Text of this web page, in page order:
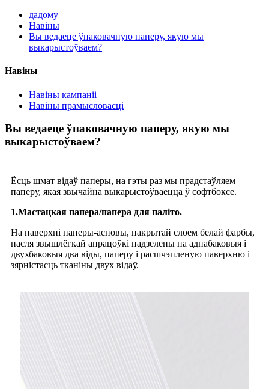
дадому
Навіны
Вы ведаеце ўпаковачную паперу, якую мы
выкарыстоўваем?
Навіны
Навіны кампаніі
Навіны прамысловасці
Вы ведаеце ўпаковачную паперу, якую мы
выкарыстоўваем?
Ёсць шмат відаў паперы, на гэты раз мы прадстаўляем
паперу, якая звычайна выкарыстоўваецца ў софтбоксе.
1.Мастацкая папера/папера для паліто.
На паверхні паперы-асновы, пакрытай слоем белай фарбы,
пасля звышлёгкай апрацоўкі падзелены на аднабаковыя і
двухбаковыя два віды, паперу і расшчэпленую паверхню і
зярністасць тканіны двух відаў.